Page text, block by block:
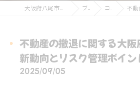
大阪府八尾市の不動産ならNRS不動産 ブログ コラム 不動産の
不動産の撤退に関する大
新動向とリスク管理ポイン
2025/09/05